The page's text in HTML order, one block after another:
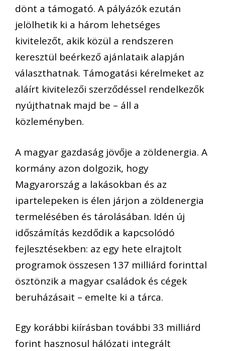
dönt a támogató. A pályázók ezután
jelölhetik ki a három lehetséges
kivitelezőt, akik közül a rendszeren
keresztül beérkező ajánlataik alapján
választhatnak. Támogatási kérelmeket az
aláírt kivitelezői szerződéssel rendelkezők
nyújthatnak majd be – áll a
közleményben.
A magyar gazdaság jövője a zöldenergia. A
kormány azon dolgozik, hogy
Magyarország a lakásokban és az
ipartelepeken is élen járjon a zöldenergia
termelésében és tárolásában. Idén új
időszámítás kezdődik a kapcsolódó
fejlesztésekben: az egy hete elrajtolt
programok összesen 137 milliárd forinttal
ösztönzik a magyar családok és cégek
beruházásait – emelte ki a tárca.
Egy korábbi kiírásban további 33 milliárd
forint hasznosul hálózati integrált